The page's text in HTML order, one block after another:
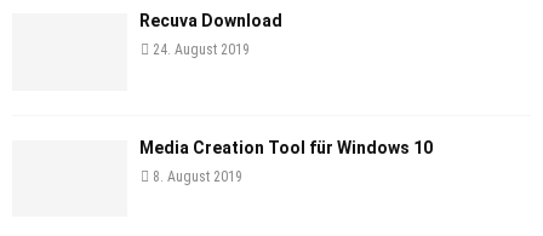
Recuva Download
24. August 2019
Media Creation Tool für Windows 10
8. August 2019